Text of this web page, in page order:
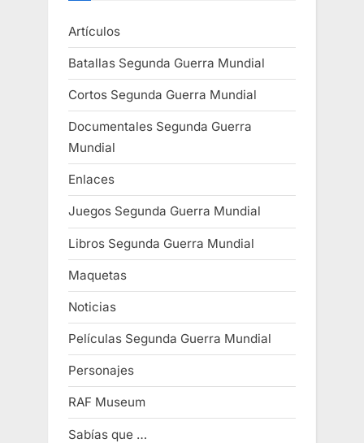
i
e
n
t
Artículos
Batallas Segunda Guerra Mundial
Cortos Segunda Guerra Mundial
Documentales Segunda Guerra
Mundial
Enlaces
Juegos Segunda Guerra Mundial
Libros Segunda Guerra Mundial
Maquetas
Noticias
Películas Segunda Guerra Mundial
Personajes
RAF Museum
Sabías que …